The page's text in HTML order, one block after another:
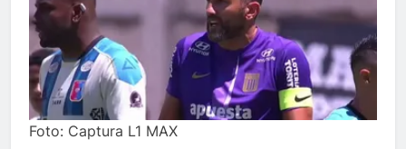
Foto: Captura L1 MAX